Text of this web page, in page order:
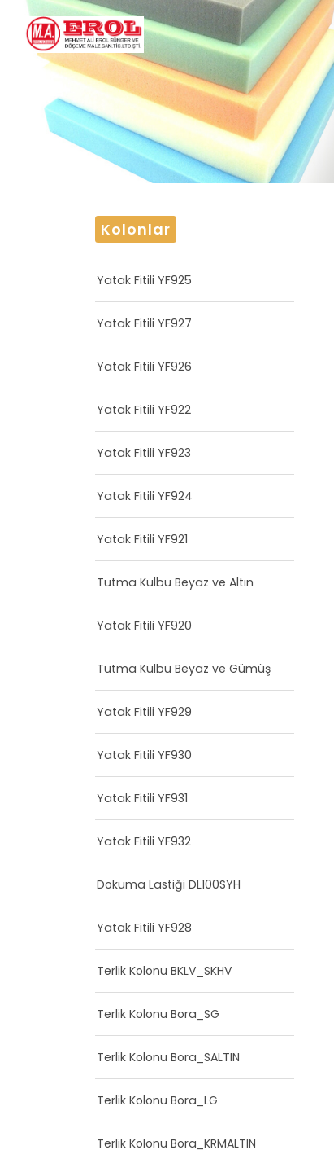
Kolonlar
Yatak Fitili YF925
Yatak Fitili YF927
Yatak Fitili YF926
Yatak Fitili YF922
Yatak Fitili YF923
Yatak Fitili YF924
Yatak Fitili YF921
Tutma Kulbu Beyaz ve Altın
Yatak Fitili YF920
Tutma Kulbu Beyaz ve Gümüş
Yatak Fitili YF929
Yatak Fitili YF930
Yatak Fitili YF931
Yatak Fitili YF932
Dokuma Lastiği DL100SYH
Yatak Fitili YF928
Terlik Kolonu BKLV_SKHV
Terlik Kolonu Bora_SG
Terlik Kolonu Bora_SALTIN
Terlik Kolonu Bora_LG
Terlik Kolonu Bora_KRMALTIN